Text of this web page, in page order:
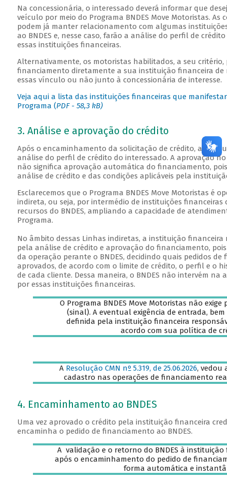
Na concessionária, o interessado deverá informar que
veículo por meio do Programa BNDES Move Motoristas. As
podem já manter relacionamento com algumas
ao BNDES e, nesse caso, farão a análise do perfil de
essas instituições financeiras.
Alternativamente, os motoristas habilitados, a seu critério,
financiamento diretamente a sua instituição financeira
essas vínculo ou não junto à concessionária de interesse.
Veja aqui a lista das instituições financeiras que
Programa (PDF - 58,3 kB)
3. Análise e aprovação do crédito
Após o encaminhamento da solicitação de crédito, a
análise do perfil de crédito do interessado. A aprovação
não significa aprovação automática do financiamento,
análise de crédito e das condições aplicáveis pela
Esclarecemos que o Programa BNDES Move Motoristas é
indireta, ou seja, por intermédio de instituições financeiras
recursos do BNDES, ampliando a capacidade de
Programa.
No âmbito dessas Linhas indiretas, a instituição financeira
pela análise de crédito e aprovação do financiamento,
da operação perante o BNDES, decidindo quais pedidos
aprovados, de acordo com o limite de crédito, o perfil e o
de cada cliente. Dessa maneira, o BNDES não intervém na
por essas instituições financeiras.
O Programa BNDES Move Motoristas não
(sinal). A eventual exigência de entrada,
definida pela instituição financeira
acordo com sua política de
A Resolução CMN nº 5.319, de 25.06.2026, vedou
cadastro nas operações de financiamento
4. Encaminhamento ao BNDES
Uma vez aprovado o crédito pela instituição financeira
encaminha o pedido de financiamento ao BNDES.
A validação e o retorno do BNDES à
após o encaminhamento do pedido de
forma automática e